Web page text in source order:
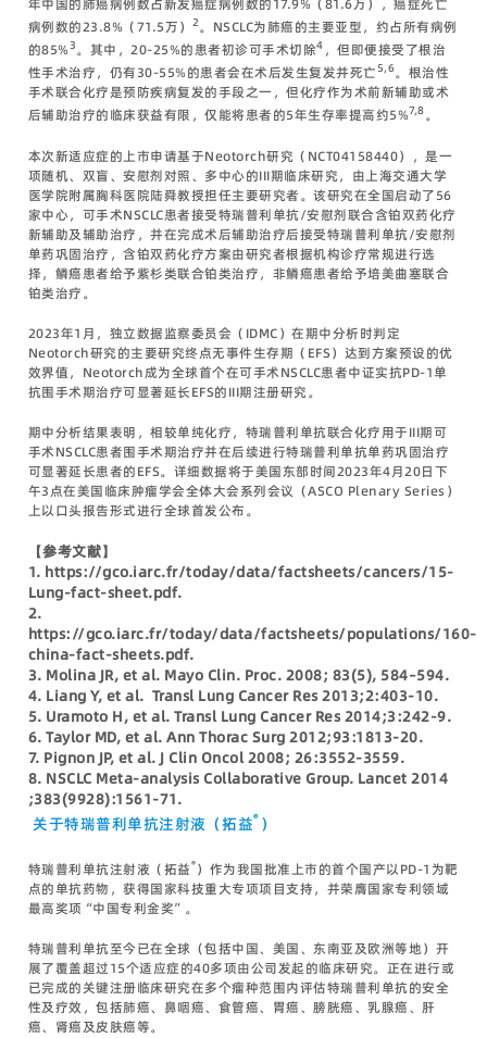
年中国的肺癌病例数占新发癌症病例数的17.9%（81.6万），癌症死亡
病例数的23.8%（71.5万） 2。NSCLC为肺癌的主要亚型，约占所有病例
的85%3。其中，20-25%的患者初诊可手术切除4 ，但即便接受了根治
性手术治疗，仍有30-55%的患者会在术后发生复发并死亡5,6。根治性
手术联合化疗是预防疾病复发的手段之一，但化疗作为术前新辅助或术
后辅助治疗的临床获益有限，仅能将患者的5年生存率提高约5%7,8。
本次新适应症的上市申请基于Neotorch研究（NCT04158440），是一
项随机、双盲、安慰剂对照、多中心的III期临床研究，由上海交通大学
医学院附属胸科医院陆舜教授担任主要研究者。该研究在全国启动了56
家中心，可手术NSCLC患者接受特瑞普利单抗/安慰剂联合含铂双药化疗
新辅助及辅助治疗，并在完成术后辅助治疗后接受特瑞普利单抗/安慰剂
单药巩固治疗，含铂双药化疗方案由研究者根据机构诊疗常规进行选
择，鳞癌患者给予紫杉类联合铂类治疗，非鳞癌患者给予培美曲塞联合
铂类治疗。
2023年1月，独立数据监察委员会（IDMC）在期中分析时判定
Neotorch研究的主要研究终点无事件生存期（EFS）达到方案预设的优
效界值，Neotorch成为全球首个在可手术NSCLC患者中证实抗PD-1单
抗围手术期治疗可显著延长EFS的III期注册研究。
期中分析结果表明，相较单纯化疗，特瑞普利单抗联合化疗用于III期可
手术NSCLC患者围手术期治疗并在后续进行特瑞普利单抗单药巩固治疗
可显著延长患者的EFS。详细数据将于美国东部时间2023年4月20日下
午3点在美国临床肿瘤学会全体大会系列会议（ASCO Plenary Series）
上以口头报告形式进行全球首发公布。
【参考文献】
1. https://gco.iarc.fr/today/data/factsheets/cancers/15-
Lung-fact-sheet.pdf.
2.
https://gco.iarc.fr/today/data/factsheets/populations/160-
china-fact-sheets.pdf.
3. Molina JR, et al. Mayo Clin. Proc. 2008; 83(5), 584–594.
4. Liang Y, et al. Transl Lung Cancer Res 2013;2:403-10.
5. Uramoto H, et al. Transl Lung Cancer Res 2014;3:242-9.
6. Taylor MD, et al. Ann Thorac Surg 2012;93:1813-20.
7. Pignon JP, et al. J Clin Oncol 2008; 26:3552-3559.
8. NSCLC Meta-analysis Collaborative Group. Lancet 2014
;383(9928):1561-71.
关于特瑞普利单抗注射液（拓益®）
特瑞普利单抗注射液（拓益®）作为我国批准上市的首个国产以PD-1为靶
点的单抗药物，获得国家科技重大专项项目支持，并荣膺国家专利领域
最高奖项“中国专利金奖”。
特瑞普利单抗至今已在全球（包括中国、美国、东南亚及欧洲等地）开
展了覆盖超过15个适应症的40多项由公司发起的临床研究。正在进行或
已完成的关键注册临床研究在多个瘤种范围内评估特瑞普利单抗的安全
性及疗效，包括肺癌、鼻咽癌、食管癌、胃癌、膀胱癌、乳腺癌、肝
癌、肾癌及皮肤癌等。